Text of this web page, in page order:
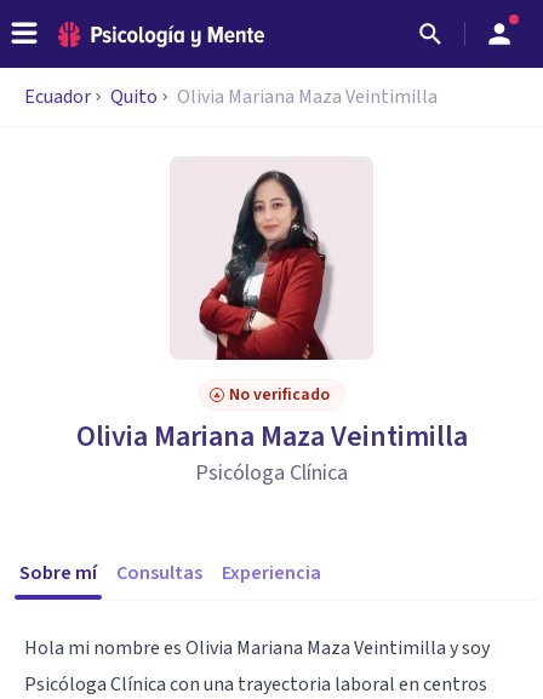
Ecuador Quito Olivia Mariana Maza Veintimilla
No verificado
Olivia Mariana Maza Veintimilla
Psicóloga Clínica
Sobre mí Consultas Experiencia
Hola mi nombre es Olivia Mariana Maza Veintimilla y soy
Psicóloga Clínica con una trayectoria laboral en centros